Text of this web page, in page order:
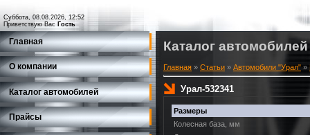
Суббота, 08.08.2026, 12:52
Приветствую Вас Гость
Главная
О компании
Каталог автомобилей
Прайсы
Каталог
Главная » Статьи » Автомобили "Урал" »
Урал-532341
Размеры
Колесная база, мм